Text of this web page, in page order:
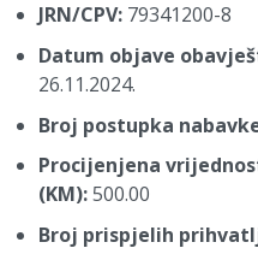
JRN/CPV: 79341200-8
Datum objave
26.11.2024.
Broj postupka
Procijenjena
(KM):500.00
Broj prispjelih